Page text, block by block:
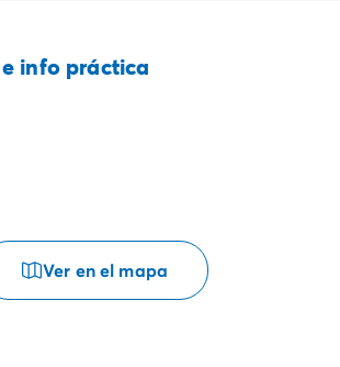
info práctica
Ver en el mapa